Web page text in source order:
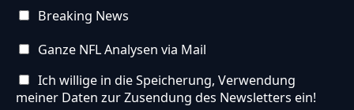
Breaking News
Ganze NFL Analysen via Mail
Ich willige in die Speicherung, Verwendung
meiner Daten zur Zusendung des Newsletters ein!